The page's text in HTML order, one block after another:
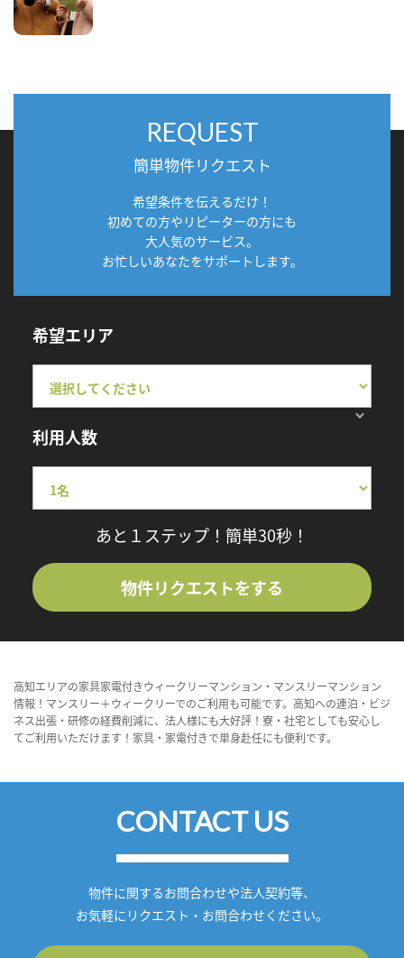
REQUEST
簡単物件リクエスト
希望条件を伝えるだけ！
初めての方やリピーターの方にも
大人気のサービス。
お忙しいあなたをサポートします。
希望エリア
利用人数
あと１ステップ！簡単30秒！
物件リクエストをする
高知エリアの家具家電付きウィークリーマンション・マンスリーマンション
情報！マンスリー＋ウィークリーでのご利用も可能です。高知への連泊・ビジ
ネス出張・研修の経費削減に、法人様にも大好評！寮・社宅としても安心し
てご利用いただけます！家具・家電付きで単身赴任にも便利です。
CONTACT US
物件に関するお問合わせや法人契約等、
お気軽にリクエスト・お問合わせください。